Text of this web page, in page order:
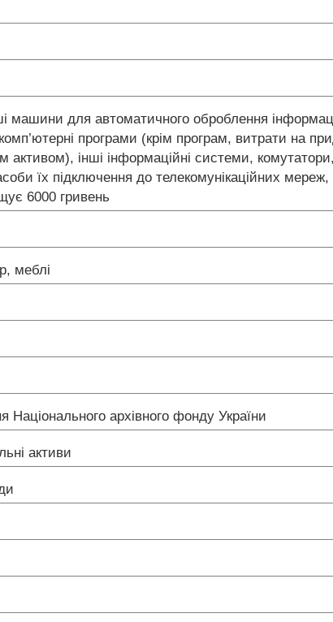
для автоматичного оброблення
програми (крім програм, витрати на
активом), інші інформаційні системи,
їх підключення до телекомунікаційних
6000 гривень
меблі
Національного архівного фонду України
активи